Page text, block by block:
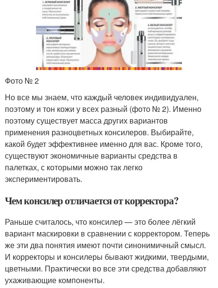
Фото № 2
Но все мы знаем, что каждый человек индивидуален,
поэтому и тон кожи у всех разный (фото № 2). Именно
поэтому существует масса других вариантов
применения разноцветных консилеров. Выбирайте,
какой будет эффективнее именно для вас. Кроме того,
существуют экономичные варианты средства в
палетках, с которыми можно так легко
экспериментировать.
Чем консилер отличается от корректора?
Раньше считалось, что консилер — это более лёгкий
вариант маскировки в сравнении с корректором. Теперь
же эти два понятия имеют почти синонимичный смысл.
И корректоры и консилеры бывают жидкими, твердыми,
цветными. Практически во все эти средства добавляют
ухаживающие компоненты.